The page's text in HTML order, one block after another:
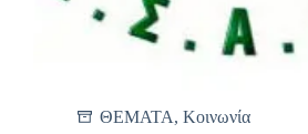
ΘΕΜΑΤΑ, Κοινωνία